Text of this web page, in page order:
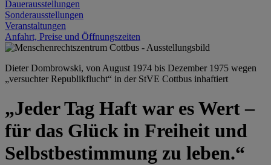
Dauerausstellungen
Sonderausstellungen
Veranstaltungen
Anfahrt, Preise und Öffnungszeiten
Dieter Dombrowski, von August 1974 bis Dezember 1975 wegen
„versuchter Republikflucht“ in der StVE Cottbus inhaftiert
„Jeder Tag Haft war es Wert –
für das Glück in Freiheit und
Selbstbestimmung zu leben.“